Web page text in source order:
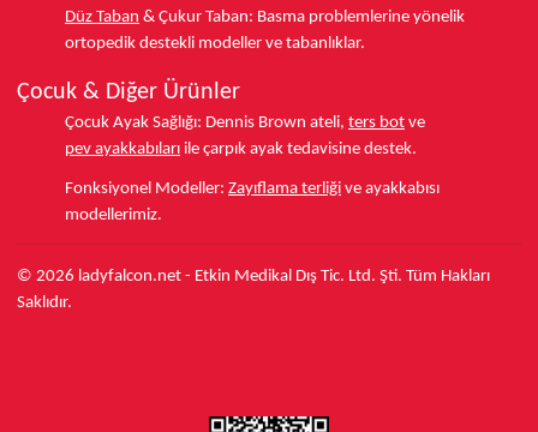
Düz Taban & Çukur Taban: Basma problemlerine yönelik
ortopedik destekli modeller ve tabanlıklar.
Çocuk & Diğer Ürünler
Çocuk Ayak Sağlığı: Dennis Brown ateli, ters bot ve
pev ayakkabıları ile çarpık ayak tedavisine destek.
Fonksiyonel Modeller: Zayıflama terliği ve ayakkabısı
modellerimiz.
© 2026 ladyfalcon.net - Etkin Medikal Dış Tic. Ltd. Şti. Tüm Hakları
Saklıdır.